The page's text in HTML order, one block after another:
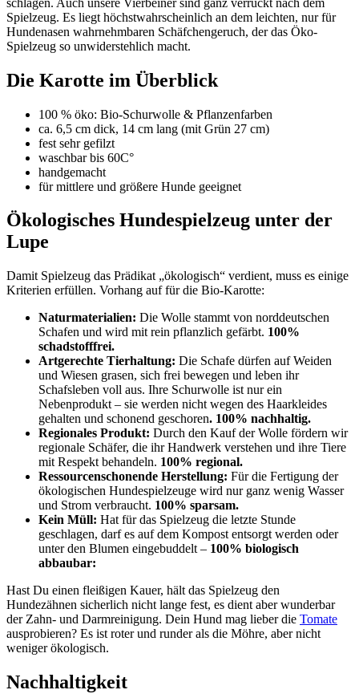
Spielzeug. Es liegt höchstwahrscheinlich an dem leichten, nur für
Hundenasen wahrnehmbaren Schäfchengeruch, der das Öko-
Spielzeug so unwiderstehlich macht.
Die Karotte im Überblick
100 % öko: Bio-Schurwolle & Pflanzenfarben
ca. 6,5 cm dick, 14 cm lang (mit Grün 27 cm)
fest sehr gefilzt
waschbar bis 60C°
handgemacht
für mittlere und größere Hunde geeignet
Ökologisches Hundespielzeug unter der
Lupe
Damit Spielzeug das Prädikat „ökologisch“ verdient, muss es einige
Kriterien erfüllen. Vorhang auf für die Bio-Karotte:
Naturmaterialien: Die Wolle stammt von norddeutschen
Schafen und wird mit rein pflanzlich gefärbt. 100%
schadstofffrei.
Artgerechte Tierhaltung: Die Schafe dürfen auf Weiden
und Wiesen grasen, sich frei bewegen und leben ihr
Schafsleben voll aus. Ihre Schurwolle ist nur ein
Nebenprodukt – sie werden nicht wegen des Haarkleides
gehalten und schonend geschoren. 100% nachhaltig.
Regionales Produkt: Durch den Kauf der Wolle fördern wir
regionale Schäfer, die ihr Handwerk verstehen und ihre Tiere
mit Respekt behandeln. 100% regional.
Ressourcenschonende Herstellung: Für die Fertigung der
ökologischen Hundespielzeuge wird nur ganz wenig Wasser
und Strom verbraucht. 100% sparsam.
Kein Müll: Hat für das Spielzeug die letzte Stunde
geschlagen, darf es auf dem Kompost entsorgt werden oder
unter den Blumen eingebuddelt – 100% biologisch
abbaubar:
Hast Du einen fleißigen Kauer, hält das Spielzeug den
Hundezähnen sicherlich nicht lange fest, es dient aber wunderbar
der Zahn- und Darmreinigung. Dein Hund mag lieber die Tomate
ausprobieren? Es ist roter und runder als die Möhre, aber nicht
weniger ökologisch.
Nachhaltigkeit